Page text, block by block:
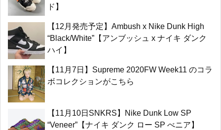
ド】
【12月発売予定】Ambush x Nike Dunk High
“Black/White”【アンブッシュ x ナイキ ダンク
ハイ】
【11月7日】Supreme 2020FW Week11 のコラ
ボコレクションがこちら
【11月10日SNKRS】Nike Dunk Low SP
“Veneer”【ナイキ ダンク ロー SP べニア】